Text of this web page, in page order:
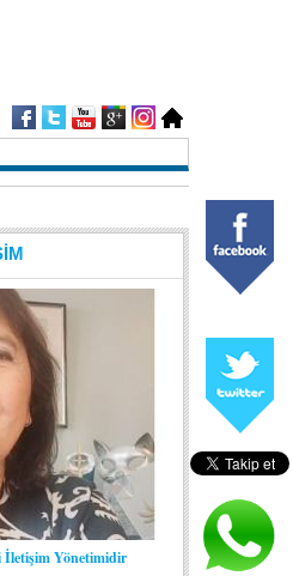
İletişim Yönetimidir